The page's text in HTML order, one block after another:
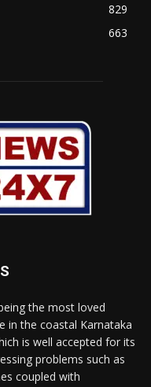
829
663
the most loved
in the coastal Karnataka
is well accepted for its
problems such as
coupled with